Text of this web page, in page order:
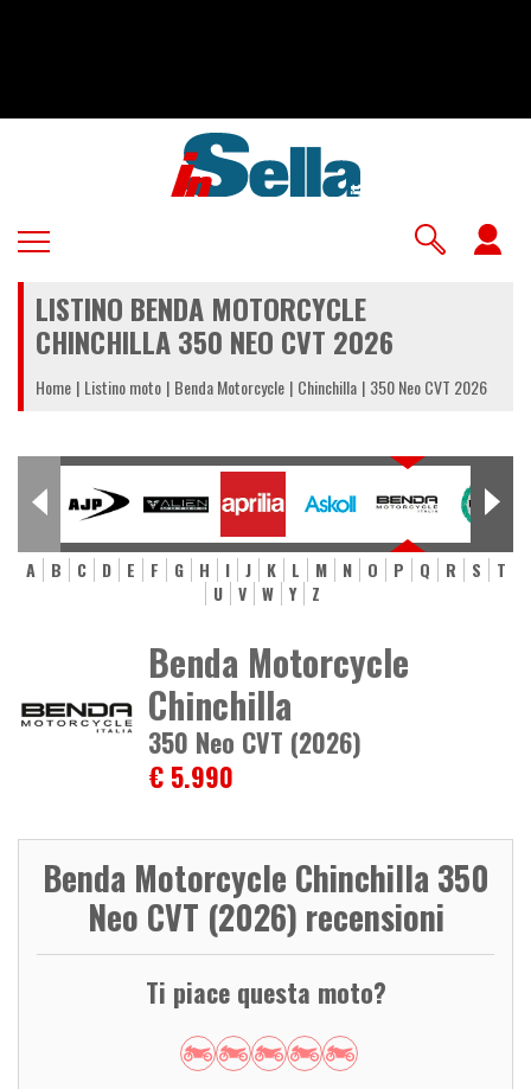
LISTINO BENDA MOTORCYCLE
CHINCHILLA 350 NEO CVT 2026
Home Listino moto Benda Motorcycle Chinchilla 350 Neo CVT 2026
A B C D E F G H I J K L M N O P Q R S
T
U
V W Y Z
Benda Motorcycle
Chinchilla
350 Neo CVT (2026)
€ 5.990
Benda Motorcycle Chinchilla 350
Neo CVT (2026) recensioni
Ti piace questa moto?